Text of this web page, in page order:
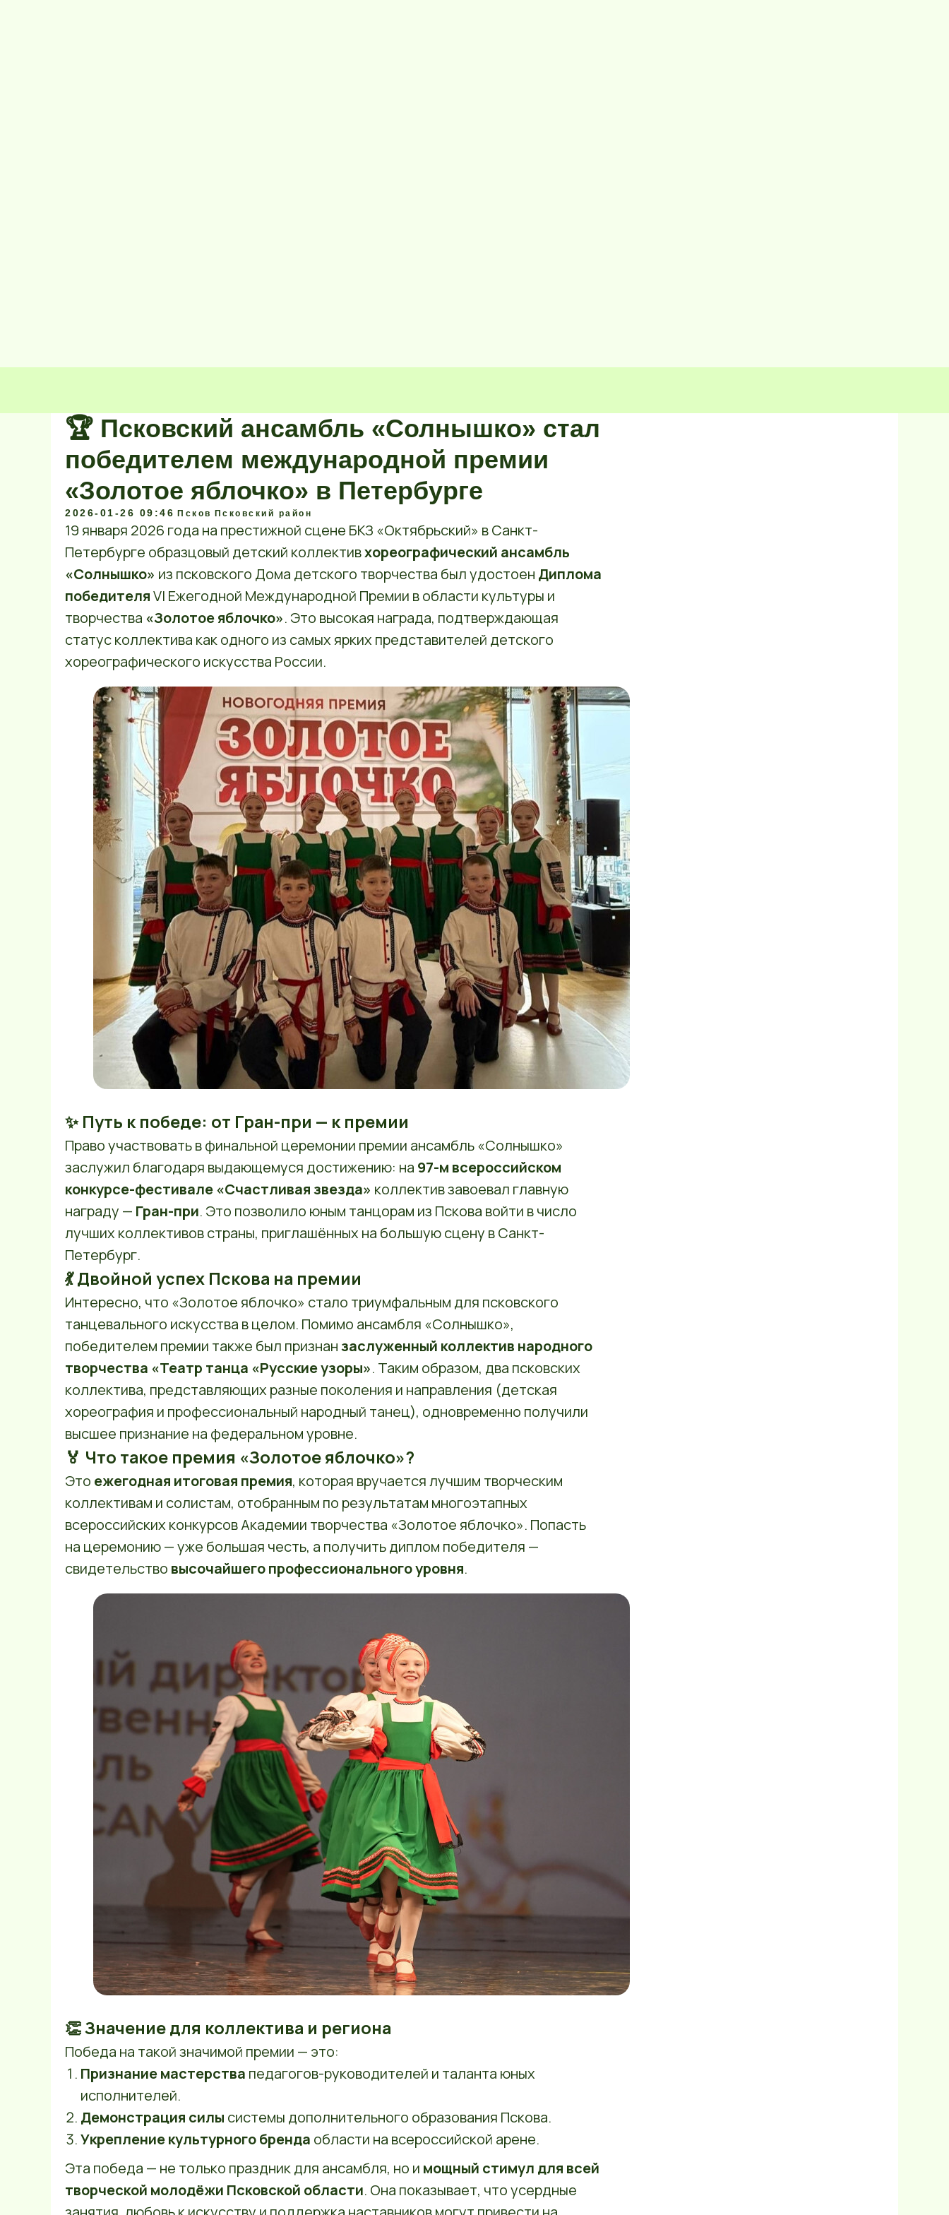
🏆 Псковский ансамбль «Солнышко» стал
победителем международной премии
«Золотое яблочко» в Петербурге
2026-01-26 09:46 Псков Псковский район
19 января 2026 года на престижной сцене БКЗ «Октябрьский» в Санкт-
Петербурге образцовый детский коллективхореографический ансамбль
«Солнышко» из псковского Дома детского творчества был удостоен Диплома
победителяVI Ежегодной Международной Премии в области культуры и
творчества «Золотое яблочко». Это высокая награда, подтверждающая
статус коллектива как одного из самых ярких представителей детского
хореографического искусства России.
✨ Путь к победе: от Гран-при — к премии
Право участвовать в финальной церемонии премии ансамбль «Солнышко»
заслужил благодаря выдающемуся достижению: на 97-м всероссийском
конкурсе-фестивале «Счастливая звезда» коллектив завоевал главную
награду — Гран-при. Это позволило юным танцорам из Пскова войти в число
лучших коллективов страны, приглашённых на большую сцену в Санкт-
Петербург.
💃 Двойной успех Пскова на премии
Интересно, что «Золотое яблочко» стало триумфальным для псковского
танцевального искусства в целом. Помимо ансамбля «Солнышко»,
победителем премии также был признанзаслуженный коллектив народного
творчества «Театр танца «Русские узоры». Таким образом, два псковских
коллектива, представляющих разные поколения и направления (детская
хореография и профессиональный народный танец), одновременно получили
высшее признание на федеральном уровне.
🏅 Что такое премия «Золотое яблочко»?
Это ежегодная итоговая премия, которая вручается лучшим творческим
коллективам и солистам, отобранным по результатам многоэтапных
всероссийских конкурсов Академии творчества «Золотое яблочко». Попасть
на церемонию — уже большая честь, а получить диплом победителя —
свидетельство высочайшего профессионального уровня.
👏 Значение для коллектива и региона
Победа на такой значимой премии — это:
Признание мастерства педагогов-руководителей и таланта юных
исполнителей.
Демонстрация силы системы дополнительного образования Пскова.
Укрепление культурного бренда области на всероссийской арене.
Эта победа — не только праздник для ансамбля, но и мощный стимул для всей
творческой молодёжи Псковской области. Она показывает, что усердные